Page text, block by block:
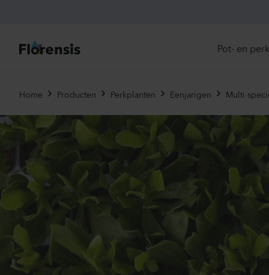
Pot- en
Nu
Violen
Eetbaar
Home Producten Perkplanten Eenjarigen Multi